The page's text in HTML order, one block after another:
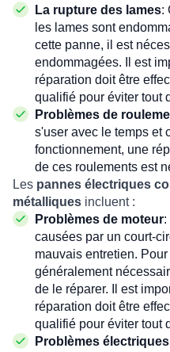
La rupture des lames:
les lames sont
cette panne, il est
endommagées. Il est
réparation doit être
qualifié pour éviter tout
Problèmes de
s'user avec le temps et
fonctionnement, une
de ces roulements est
Les pannes électriques
métalliques incluent :
Problèmes de moteur:
causées par un court-
mauvais entretien.
généralement
de le réparer. Il est
réparation doit être
qualifié pour éviter tout
Problèmes électriques